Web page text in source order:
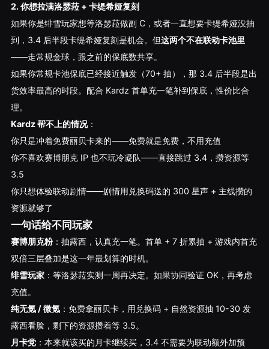
2. 你想拉满洛瑟菈 + 卡缇希娅复刻
如果你是绯雪玩家想等洛瑟菈做副 C，或者一直想要卡缇希娅没抽
到，3.4 后半段卡缇希娅复刻是机会。但这两个不在联动卡池里
——走常规金球，跟之前的保底数共享。
如果你常规卡池保底已经接近触发（70+ 抽），那 3.4 后半段是出
货效率最高的时段。配合 Kardz 首单充一笔补到保底，性价比合
理。
Kardz 帮不上的情况：
你只是冲着免费丽贝卡来的——免费就是免费，不用充值
你不喜欢赛博朋克 IP 也不玩冷凝队——直接跳过 3.4，攒资源等
3.5
你只想体验联动剧情——剧情用兑换码送的 300 星声 + 主线攒的
资源就够了
一句话给不同玩家
赛博朋克粉：抽露西，认真充一笔。首单 + 7 折累抽 + 游戏内首充
双倍三层叠加是这一年最划算的时机。
绯雪玩家：等洛瑟菈实测一周再决定。如果协同验证 OK，再考虑
充值。
纯无氪 / 微氪：免费拿丽贝卡，用兑换码 + 自然资源抽 10-30 发
露西看脸，剩下的资源攒着等 3.5。
月卡党：本来就该买的月卡继续买，3.4 不需要为联动额外加预